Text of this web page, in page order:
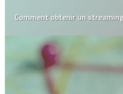
Comment obtenir un